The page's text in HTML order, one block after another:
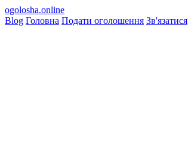
ogolosha.online
Blog Головна Подати оголошення Зв'язатися